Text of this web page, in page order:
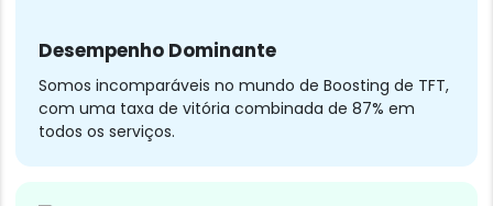
Desempenho Dominante
Somos incomparáveis no mundo de Boosting de TFT,
com uma taxa de vitória combinada de 87% em
todos os serviços.